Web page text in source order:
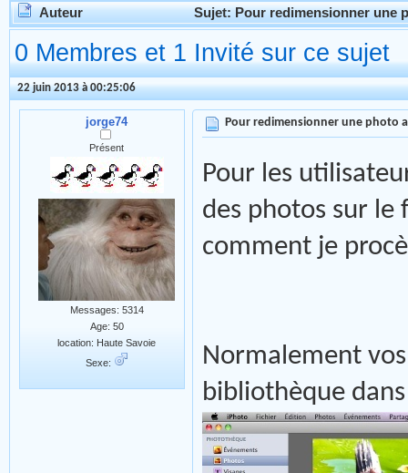
Auteur Sujet: Pour redimensionner une
0 Membres et 1 Invité sur ce sujet
22 juin 2013 à 00:25:06
jorge74
Présent
Messages: 5314
Age: 50
location: Haute Savoie
Sexe:
Pour redimensionner une photo
Pour les
des photos sur le
comment je
Normalement
bibliothèque